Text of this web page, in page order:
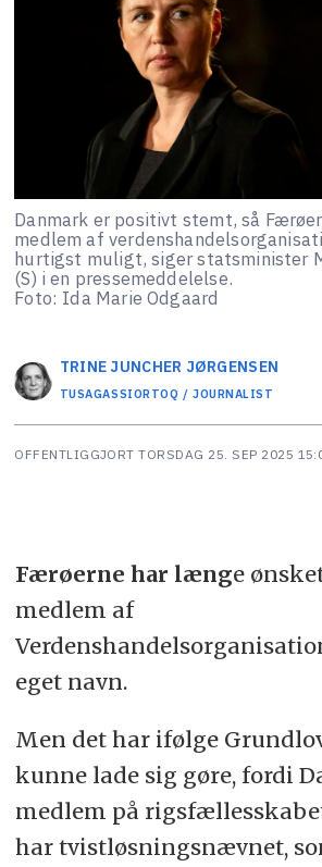
Danmark er positivt stemt, så
medlem af
hurtigst muligt, siger statsminister
(S) i en pressemeddelelse.
Foto: Ida Marie Odgaard
TRINE JUNCHER JØRGENSEN
TUSAGASSIORTOQ / JOURNALIST
OFFENTLIGGJORT TORSDAG 25. SEP 2025
Færøerne har længe
medlem af
eget navn.
Men det har ifølge
kunne lade sig gøre, fordi
medlem på
har tvistløsningsnævnet,